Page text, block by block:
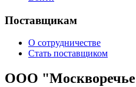
Поставщикам
О сотрудничестве
Стать поставщиком
ООО "Москворечье